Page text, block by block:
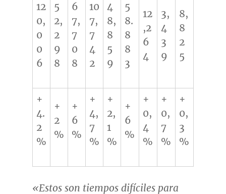
12
0,
0
0
6
5
2,
2
9
8
6
7,
7
0
8
10
7,
7
4
2
4
8,
8
5
9
5
8.
8
8
3
12
,2
6
4
3,
4
3
9
8,
8
2
5
+
4.
2
%
+
2
%
+
6
%
+
4,
7
%
+
2,
1
%
+
6
%
+
0,
4
%
+
0,
7
%
+
0,
3
%
«Estos son tiempos difíciles para